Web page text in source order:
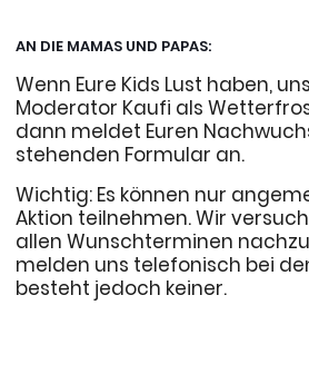
AN DIE MAMAS UND PAPAS:
Wenn Eure Kids Lust haben,
Moderator Kaufi als
dann meldet Euren
stehenden Formular an.
Wichtig: Es können nur
Aktion teilnehmen. Wir
allen Wunschterminen
melden uns telefonisch bei
besteht jedoch keiner.